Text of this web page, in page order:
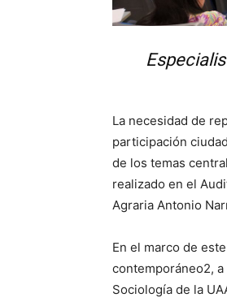
La necesidad de
participación
de los temas
realizado en el
Agraria Antonio
En el marco de
contemporáneo2,
Sociología de la